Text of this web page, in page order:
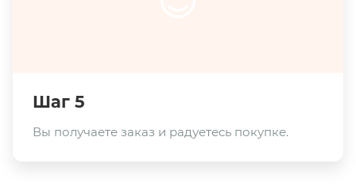
Шаг 5
Вы получаете заказ и радуетесь покупке.